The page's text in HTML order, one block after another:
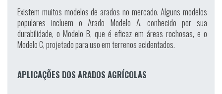
Existem muitos modelos de arados no mercado. Alguns modelos
populares incluem o Arado Modelo A, conhecido por sua
durabilidade, o Modelo B, que é eficaz em áreas rochosas, e o
Modelo C, projetado para uso em terrenos acidentados.
APLICAÇÕES DOS ARADOS AGRÍCOLAS